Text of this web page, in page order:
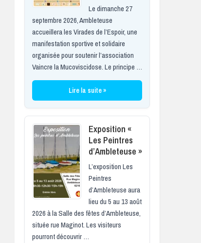
Le dimanche 27
septembre 2026, Ambleteuse
accueillera les Virades de l’Espoir, une
manifestation sportive et solidaire
organisée pour soutenir l’association
Vaincre la Mucoviscidose. Le principe …
Lire la suite »
Exposition «
Les Peintres
d’Ambleteuse »
L’exposition Les
Peintres
d’Ambleteuse aura
lieu du 5 au 13 août
2026 à la Salle des fêtes d’Ambleteuse,
située rue Maginot. Les visiteurs
pourront découvrir …